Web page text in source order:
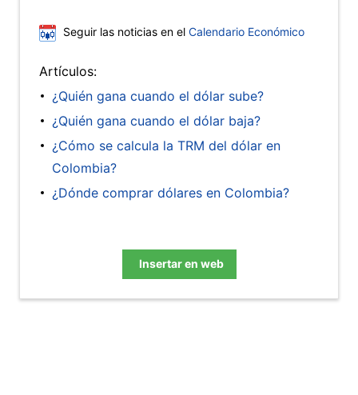
Seguir las noticias en el Calendario Económico
Artículos:
¿Quién gana cuando el dólar sube?
¿Quién gana cuando el dólar baja?
¿Cómo se calcula la TRM del dólar en
Colombia?
¿Dónde comprar dólares en Colombia?
Insertar en web